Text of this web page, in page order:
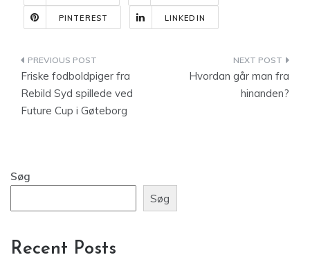
PINTEREST LINKEDIN
Indlægsnavigation
Friske fodboldpiger fra
Rebild Syd spillede ved
Future Cup i Gøteborg
Hvordan går man fra
hinanden?
Søg
Søg
Recent Posts